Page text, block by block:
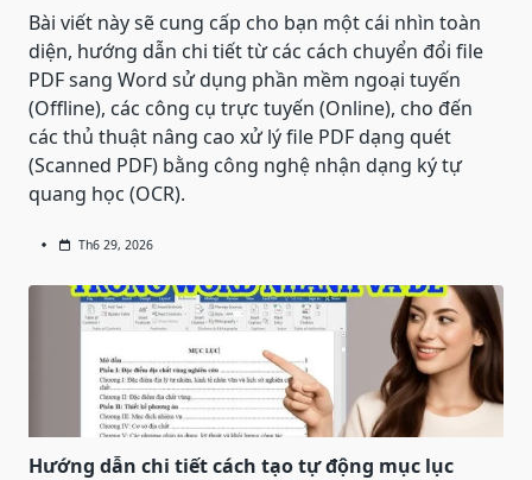
Bài viết này sẽ cung cấp cho bạn một cái nhìn toàn
diện, hướng dẫn chi tiết từ các cách chuyển đổi file
PDF sang Word sử dụng phần mềm ngoại tuyến
(Offline), các công cụ trực tuyến (Online), cho đến
các thủ thuật nâng cao xử lý file PDF dạng quét
(Scanned PDF) bằng công nghệ nhận dạng ký tự
quang học (OCR).
Th6 29, 2026
Hướng dẫn chi tiết cách tạo tự động mục lục